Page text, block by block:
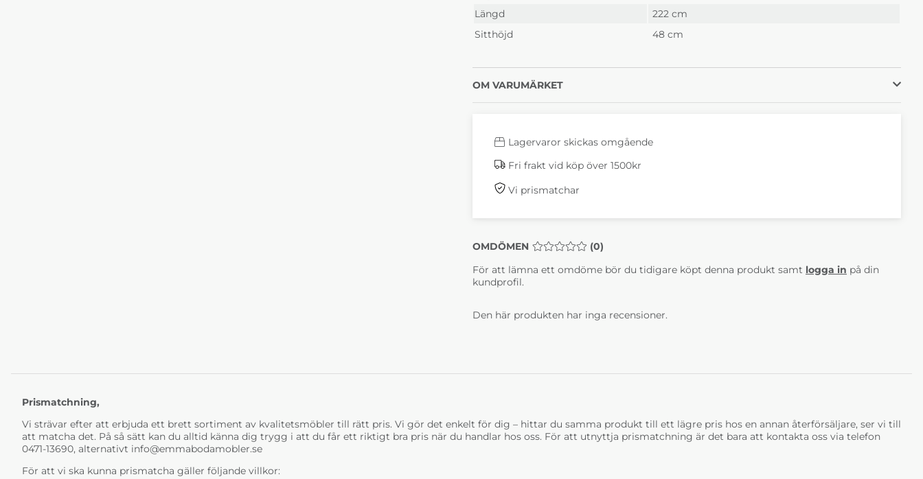
Längd
222 cm
Sitthöjd
48 cm
OM VARUMÄRKET
Lagervaror skickas omgående
Fri frakt vid köp över 1500kr
Vi prismatchar
OMDÖMEN MEDELBETYG 0 AV 5 ANTAL BETYG 0
(0)
För att lämna ett omdöme bör du tidigare köpt denna produkt samt logga in på din
kundprofil.
Den här produkten har inga recensioner.
Prismatchning,
Vi strävar efter att erbjuda ett brett sortiment av kvalitetsmöbler till rätt pris. Vi gör det enkelt för dig – hittar du samma produkt till ett lägre pris hos en annan återförsäljare, ser vi till
att matcha det. På så sätt kan du alltid känna dig trygg i att du får ett riktigt bra pris när du handlar hos oss. För att utnyttja prismatchning är det bara att kontakta oss via telefon
0471-13690, alternativt info@emmabodamobler.se
För att vi ska kunna prismatcha gäller följande villkor: